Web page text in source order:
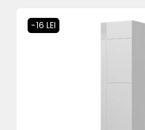
-16 LEI